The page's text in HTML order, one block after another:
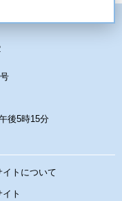
後5時15分
イトについて
ト